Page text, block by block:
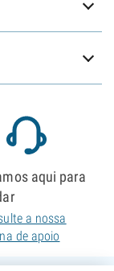
aqui para
a nossa
de apoio